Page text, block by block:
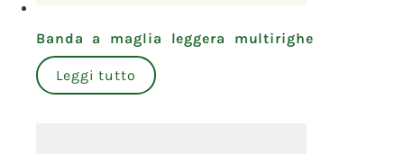
Banda a maglia leggera multirighe
Leggi tutto